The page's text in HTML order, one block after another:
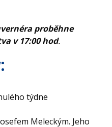
proběhne
v 17:00 hod.
týdne
Meleckým. Jeho